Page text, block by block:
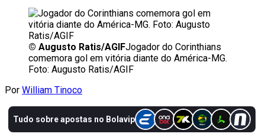
© Augusto Ratis/AGIFJogador do Corinthians
comemora gol em vitória diante do América-MG.
Foto: Augusto Ratis/AGIF
Por William Tinoco